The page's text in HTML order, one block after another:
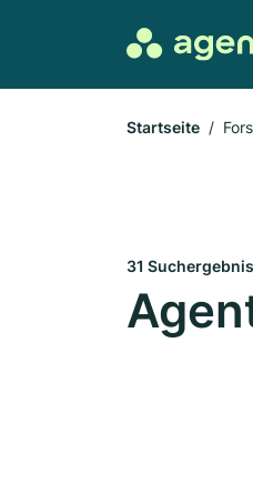
Startseite
31